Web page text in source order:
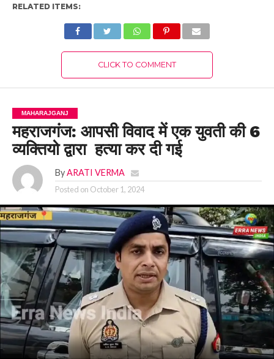
RELATED ITEMS:
CLICK TO COMMENT
MAHARAJGANJ
महराजगंज: आपसी विवाद में एक युवती की 6
व्यक्तियो द्वारा हत्या कर दी गई
By ARATI VERMA
Posted on October 1, 2024